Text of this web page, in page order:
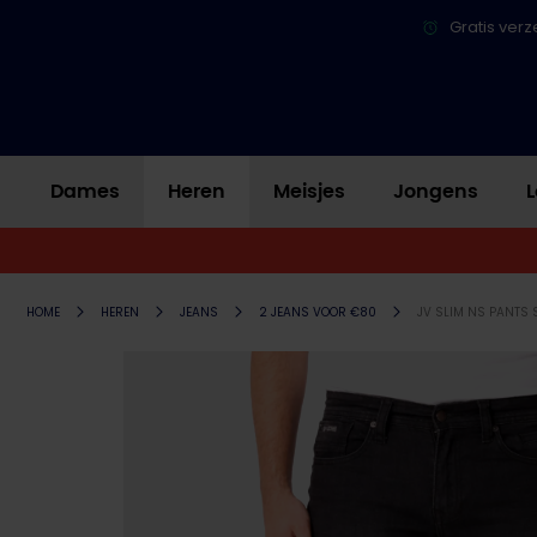
Gratis
Dames Heren Meisjes Jongens
HOME HEREN JEANS 2 JEANS VOOR €80 JV SLIM NS PANTS